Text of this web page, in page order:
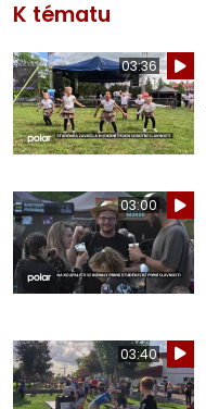
K tématu
03:36
03:00
03:40